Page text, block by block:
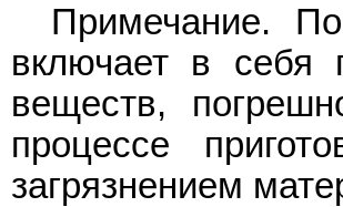
Примечание.
включает в себя
веществ,
процессе
загрязнением